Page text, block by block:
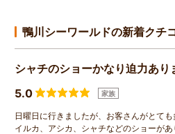
鴨川シーワールドの新着クチ
シャチのショーかなり迫力あり
5.0
家族
日曜日に行きましたが、お客さんがとても
イルカ、アシカ、シャチなどのショーが